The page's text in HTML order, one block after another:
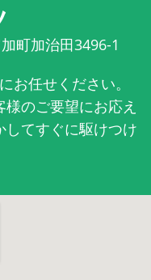
町加治田3496-1
お任せください。
のご要望にお応え
してすぐに駆けつけ